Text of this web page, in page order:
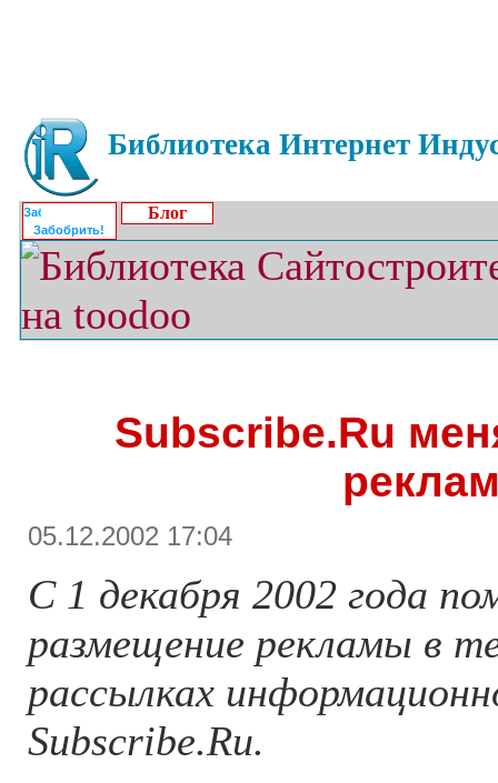
Библиотека Интернет
Забобрить!
Блог
Subscribe.Ru
05.12.2002 17:04
С 1 декабря 2002 года
размещение рекламы в
рассылках
Subscribe.Ru.